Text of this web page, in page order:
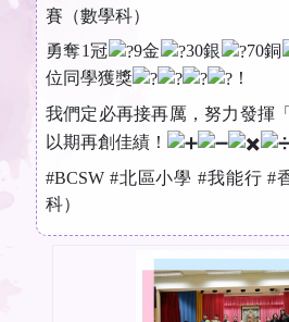
賽（數學科）
勇奪1冠
9金 30銀 70銅
位同學獲獎
！
我們定必再接再厲，努力發揮
以期再創佳績！
#BCSW #北區小學 #我能行 #
科）